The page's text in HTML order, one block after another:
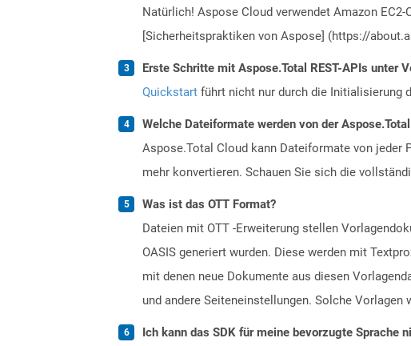
Natürlich! Aspose Cloud verwendet Amazon
[Sicherheitspraktiken von Aspose] (https://
Erste Schritte mit Aspose.Total REST-APIs unter
Quickstart führt nicht nur durch die Initialisierung
Welche Dateiformate werden von der
Aspose.Total Cloud kann Dateiformate von jeder
mehr konvertieren. Schauen Sie sich die
Was ist das OTT Format?
Dateien mit OTT -Erweiterung stellen
OASIS generiert wurden. Diese werden mit
mit denen neue Dokumente aus diesen
und andere Seiteneinstellungen. Solche
Ich kann das SDK für meine bevorzugte Sprache